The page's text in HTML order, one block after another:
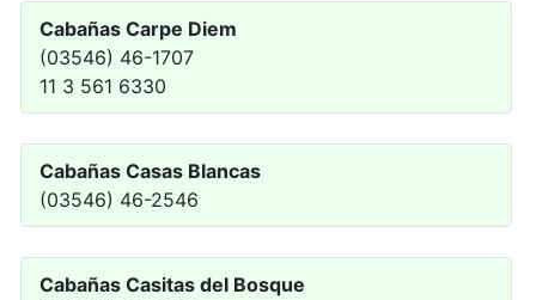
Cabañas Carpe Diem
(03546) 46-1707
11 3 561 6330
Cabañas Casas Blancas
(03546) 46-2546
Cabañas Casitas del Bosque